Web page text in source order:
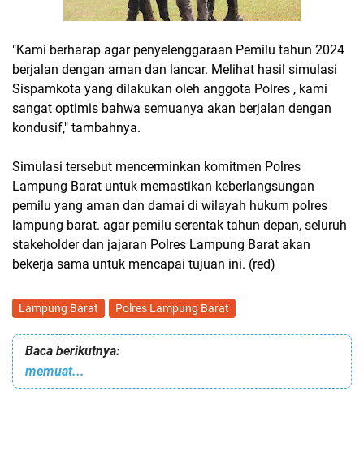
"Kami berharap agar penyelenggaraan Pemilu tahun 2024
berjalan dengan aman dan lancar. Melihat hasil simulasi
Sispamkota yang dilakukan oleh anggota Polres , kami
sangat optimis bahwa semuanya akan berjalan dengan
kondusif," tambahnya.
Simulasi tersebut mencerminkan komitmen Polres
Lampung Barat untuk memastikan keberlangsungan
pemilu yang aman dan damai di wilayah hukum polres
lampung barat. agar pemilu serentak tahun depan, seluruh
stakeholder dan jajaran Polres Lampung Barat akan
bekerja sama untuk mencapai tujuan ini. (red)
Lampung Barat Polres Lampung Barat
Baca berikutnya:
memuat...